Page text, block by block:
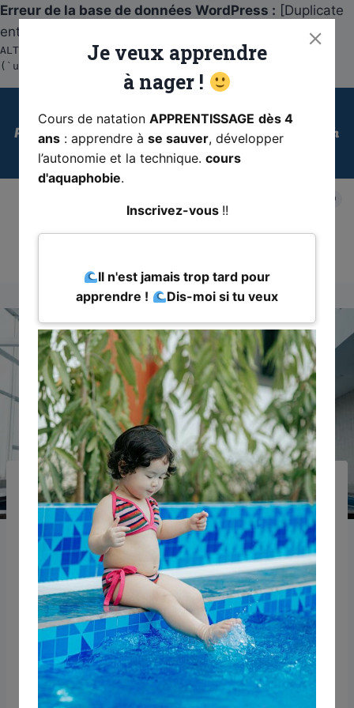
Erreur de la base de données WordPress : [Duplicate
entry '' for key 'ac_blc_links.url_hash']
ALTER TABLE `ac_blc_links` ADD UNIQUE KEY `url_hash`
(`url_hash`)
contenu
Je me Déplace à Domicile pour des cours
Particuliers Sur Marseille – La Valentine – Allauch
– Plan de Cuques – Cassis
0
MON BLOG NATATION POUR TOUS À MARSEILLE
Comment Apprendre à
Nager aux Personnes
Handicapées à
Marseille, Allauch et
Plan-de-Cuques
Je veux apprendre
à nager!
Cours de natation APPRENTISSAGE dès 4
ans : apprendre à se sauver, développer
l’autonomie et la technique. cours
d'aquaphobie.
Inscrivez-vous !!
Il n'est jamais trop tard pour
apprendre !
Dis-moi si tu veux